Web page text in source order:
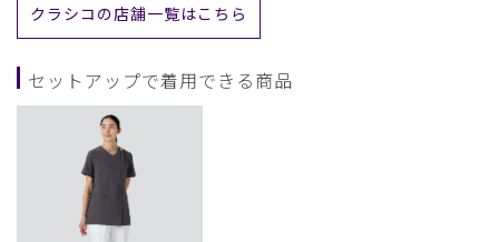
クラシコの店舗一覧はこちら
セットアップで着用できる商品